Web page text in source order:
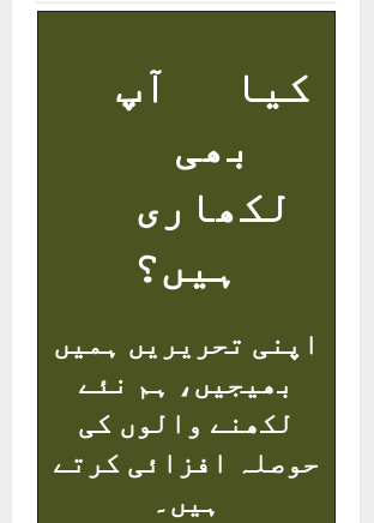
کیا آپ
بھی
لکھاری
ہیں؟
اپنی تحریریں ہمیں
بھیجیں، ہم نئے
لکھنے والوں کی
حوصلہ افزائی کرتے
ہیں۔